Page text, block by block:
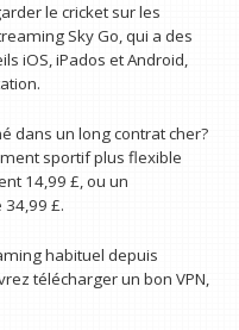
le cricket sur les
Sky Go, qui a des
iOS, iPados et Android,
dans un long contrat cher?
sportif plus flexible
14,99 £, ou un
£.
habituel depuis
télécharger un bon VPN,